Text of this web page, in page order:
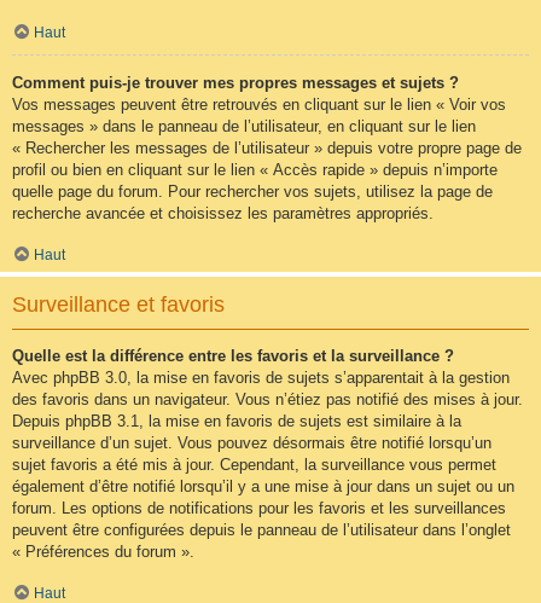
Haut
Comment puis-je trouver mes propres messages et sujets ?
Vos messages peuvent être retrouvés en cliquant sur le lien « Voir vos
messages » dans le panneau de l’utilisateur, en cliquant sur le lien
« Rechercher les messages de l’utilisateur » depuis votre propre page de
profil ou bien en cliquant sur le lien « Accès rapide » depuis n’importe
quelle page du forum. Pour rechercher vos sujets, utilisez la page de
recherche avancée et choisissez les paramètres appropriés.
Haut
Surveillance et favoris
Quelle est la différence entre les favoris et la surveillance ?
Avec phpBB 3.0, la mise en favoris de sujets s’apparentait à la gestion
des favoris dans un navigateur. Vous n’étiez pas notifié des mises à jour.
Depuis phpBB 3.1, la mise en favoris de sujets est similaire à la
surveillance d’un sujet. Vous pouvez désormais être notifié lorsqu’un
sujet favoris a été mis à jour. Cependant, la surveillance vous permet
également d’être notifié lorsqu’il y a une mise à jour dans un sujet ou un
forum. Les options de notifications pour les favoris et les surveillances
peuvent être configurées depuis le panneau de l’utilisateur dans l’onglet
« Préférences du forum ».
Haut